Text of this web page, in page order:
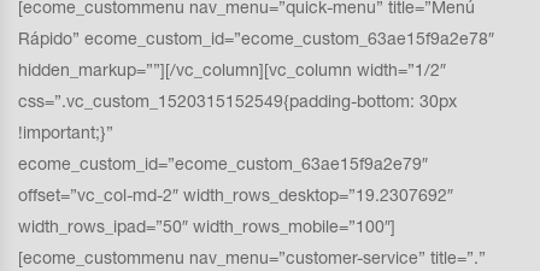
[ecome_custommenu nav_menu=”quick-menu” title=”Menú
Rápido” ecome_custom_id=”ecome_custom_63ae15f9a2e78″
hidden_markup=””][/vc_column][vc_column width=”1/2″
css=”.vc_custom_1520315152549{padding-bottom: 30px
!important;}”
ecome_custom_id=”ecome_custom_63ae15f9a2e79″
offset=”vc_col-md-2″ width_rows_desktop=”19.2307692″
width_rows_ipad=”50″ width_rows_mobile=”100″]
[ecome_custommenu nav_menu=”customer-service” title=”.”